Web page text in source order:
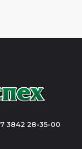
7 3842 28-35-00